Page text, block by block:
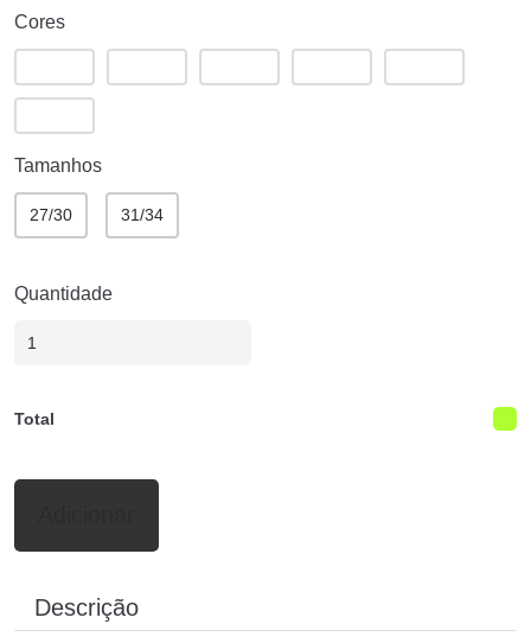
Cores
Tamanhos
27/30 31/34
Quantidade
Total
Descrição